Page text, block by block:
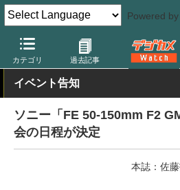
Powered by
カテゴリ 過去記事
デジカメ Watch レンズ 交換レンズ
イベント告知
ソニー「FE 50-150mm F2
会の日程が決定
本誌：佐